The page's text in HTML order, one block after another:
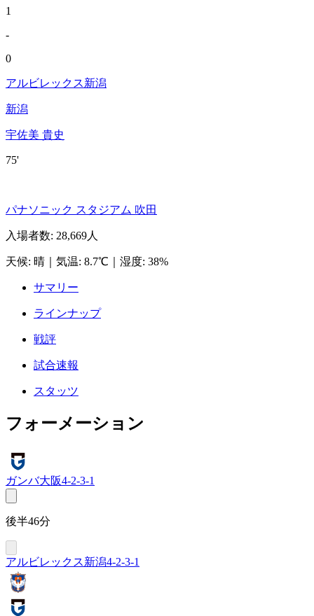
1
-
0
アルビレックス新潟
新潟
宇佐美 貴史
75'
パナソニック スタジアム 吹田
入場者数: 28,669人
天候: 晴 気温: 8.7℃ 湿度: 38%
サマリー
ラインナップ
戦評
試合速報
スタッツ
フォーメーション
ガンバ大阪4-2-3-1
後半46分
アルビレックス新潟4-2-3-1